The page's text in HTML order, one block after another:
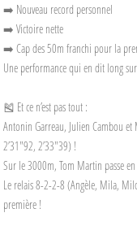
➡️ Nouveau record personnel
➡️ Victoire nette
➡️ Cap des 50m franchi pour la
Une performance qui en dit long
🎽 Et ce n’est pas tout :
Antonin Garreau, Julien Cambou
2’31"92, 2’33"39) !
Sur le 3000m, Tom Martin passe
Le relais 8-2-2-8 (Angèle, Mila,
première !